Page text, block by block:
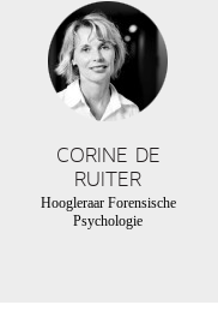
CORINE DE
RUITER
Hoogleraar Forensische
Psychologie